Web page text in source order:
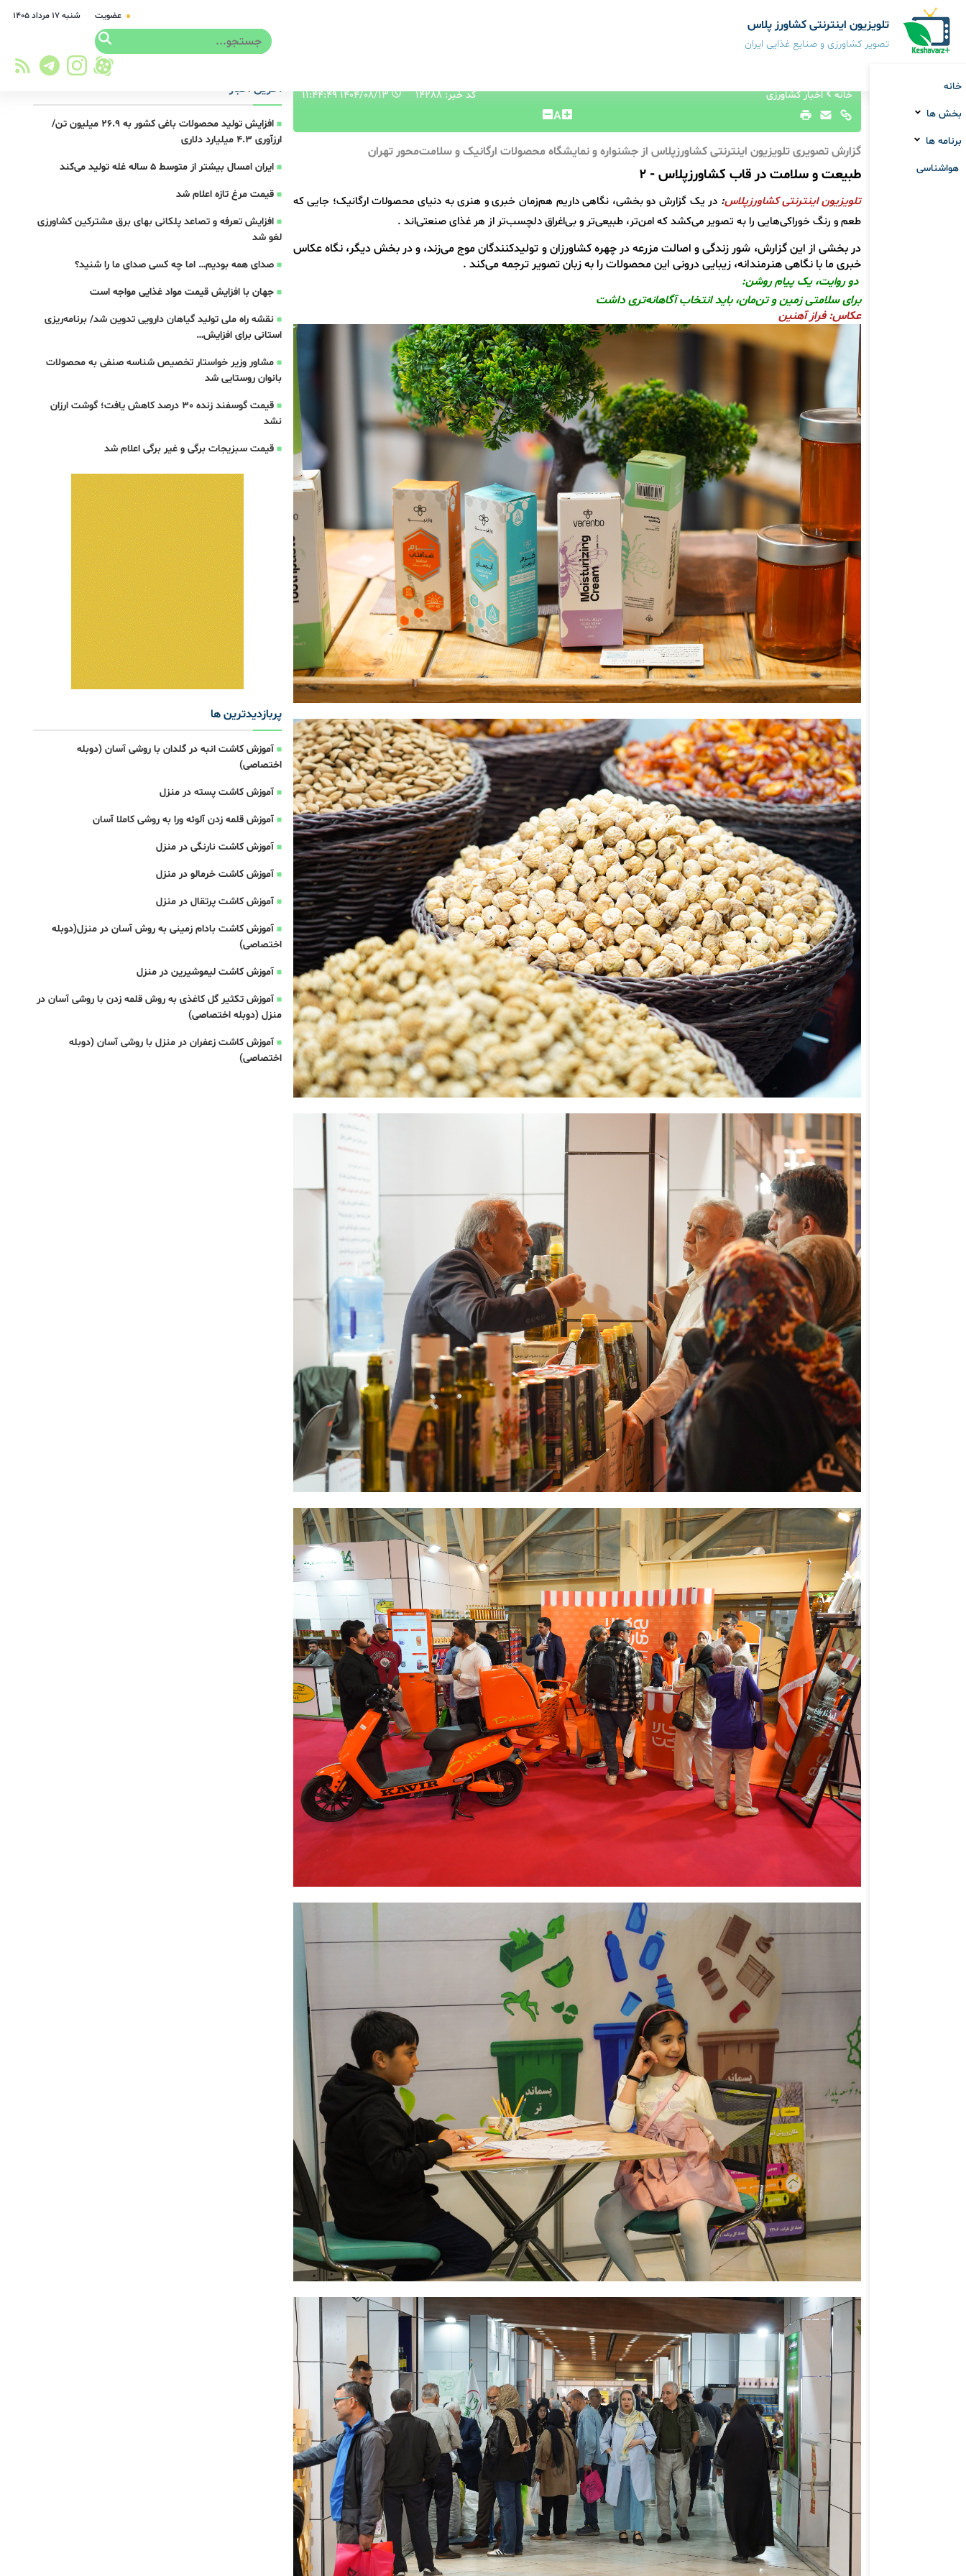
تلویزیون اینترنتی کشاورز پلاس
تصویر کشاورزی و صنایع غذایی ایران
عضویت شنبه ۱۷ مرداد ۱۴۰۵
خانه
بخش ها
برنامه ها
هواشناسی
خانه اخبار کشاورزی کد خبر: 14288 ۱۴۰۴/۰۸/۱۳ ۱۱:۴۴:۴۹
A
گزارش تصویری تلویزیون اینترنتی کشاورزپلاس از جشنواره و نمایشگاه محصولات ارگانیک و سلامت‌محور تهران
طبیعت و سلامت در قاب کشاورزپلاس - 2
تلویزیون اینترنتی کشاورزپلاس: در یک گزارش دو بخشی، نگاهی داریم هم‌زمان خبری و هنری به دنیای محصولات ارگانیک؛ جایی که
طعم و رنگ خوراکی‌هایی را به تصویر می‌کشد که امن‌تر، طبیعی‌تر و بی‌اغراق دلچسب‌تر از هر غذای صنعتی‌اند .
در بخشی از این گزارش، شور زندگی و اصالت مزرعه در چهره‌ کشاورزان و تولیدکنندگان موج می‌زند، و در بخش دیگر، نگاه عکاس
خبری ما با نگاهی هنرمندانه، زیبایی درونی این محصولات را به زبان تصویر ترجمه می‌کند .
دو روایت، یک پیام روشن:
برای سلامتی زمین و تن‌مان، باید انتخاب آگاهانه‌تری داشت
عکاس: فراز آهنین
آخرین اخبار
افزایش تولید محصولات باغی کشور به ۲۶.۹ میلیون تن/
ارزآوری ۴.۳ میلیارد دلاری
ایران امسال بیشتر از متوسط 5 ساله غله تولید می‌کند
قیمت مرغ تازه اعلام شد
افزایش تعرفه و تصاعد پلکانی بهای برق مشترکین کشاورزی
لغو شد
صدای همه بودیم… اما چه کسی صدای ما را شنید؟
جهان با افزایش قیمت مواد غذایی مواجه است
نقشه راه ملی تولید گیاهان دارویی تدوین شد/ برنامه‌ریزی
استانی برای افزایش…
مشاور وزیر خواستار تخصیص شناسه صنفی به محصولات
بانوان روستایی شد
قیمت گوسفند زنده 30 درصد کاهش یافت؛ گوشت ارزان
نشد
قیمت سبزیجات برگی و غیر برگی اعلام شد
پربازدیدترین ها
آموزش کاشت انبه در گلدان با روشی آسان (دوبله
اختصاصی)
آموزش کاشت پسته در منزل
آموزش قلمه زدن آلوئه ورا به روشی کاملا آسان
آموزش کاشت نارنگی در منزل
آموزش کاشت خرمالو در منزل
آموزش کاشت پرتقال در منزل
آموزش کاشت بادام زمینی به روش آسان در منزل(دوبله
اختصاصی)
آموزش کاشت لیموشیرین در منزل
آموزش تکثیر گل کاغذی به روش قلمه زدن با روشی آسان در
منزل (دوبله اختصاصی)
آموزش کاشت زعفران در منزل با روشی آسان (دوبله
اختصاصی)